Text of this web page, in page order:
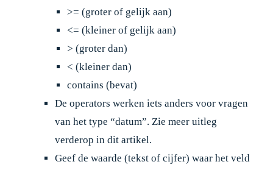
>= (groter of gelijk aan)
<= (kleiner of gelijk aan)
> (groter dan)
< (kleiner dan)
contains (bevat)
De operators werken iets anders voor vragen
van het type “datum”. Zie meer uitleg
verderop in dit artikel.
Geef de waarde (tekst of cijfer) waar het veld